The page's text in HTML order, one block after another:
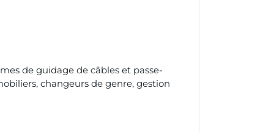
de guidage de câbles et passe-
changeurs de genre, gestion